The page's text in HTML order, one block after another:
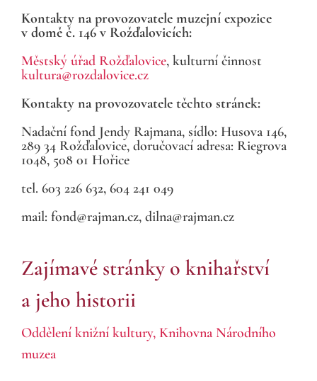
Kontakty na provozovatele muzejní expozice
v domě č. 146 v Rožďalovicích:
Městský úřad Rožďalovice, kulturní činnost
kultura@rozdalovice.cz
Kontakty na provozovatele těchto stránek:
Nadační fond Jendy Rajmana, sídlo: Husova 146,
289 34 Rožďalovice, doručovací adresa: Riegrova
1048, 508 01 Hořice
tel. 603 226 632, 604 241 049
mail: fond@rajman.cz, dilna@rajman.cz
Zajímavé stránky o knihařství
a jeho historii
Oddělení knižní kultury, Knihovna Národního
muzea